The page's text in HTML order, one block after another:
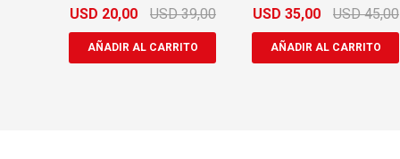
USD 20,00 USD 39,00 USD 35,00 USD 45,00